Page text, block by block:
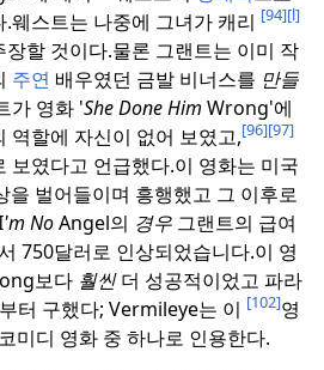
.웨스트는 나중에 그녀가 캐리 [94][l]
할 것이다.물론 그랜트는 이미 작
주연 배우였던 금발 비너스를 만들
가 영화 'She Done Him Wrong'에
역할에 자신이 없어 보였고,[96][97]
보였다고 언급했다.이 영화는 미국
을 벌어들이며 흥행했고 그 이후로
'm NoAngel의 경우 그랜트의 급여
750달러로 인상되었습니다.이 영
보다 훨씬더 성공적이었고 파라
터 구했다; Vermileye는 이 [102]영
미디 영화 중 하나로 인용한다.